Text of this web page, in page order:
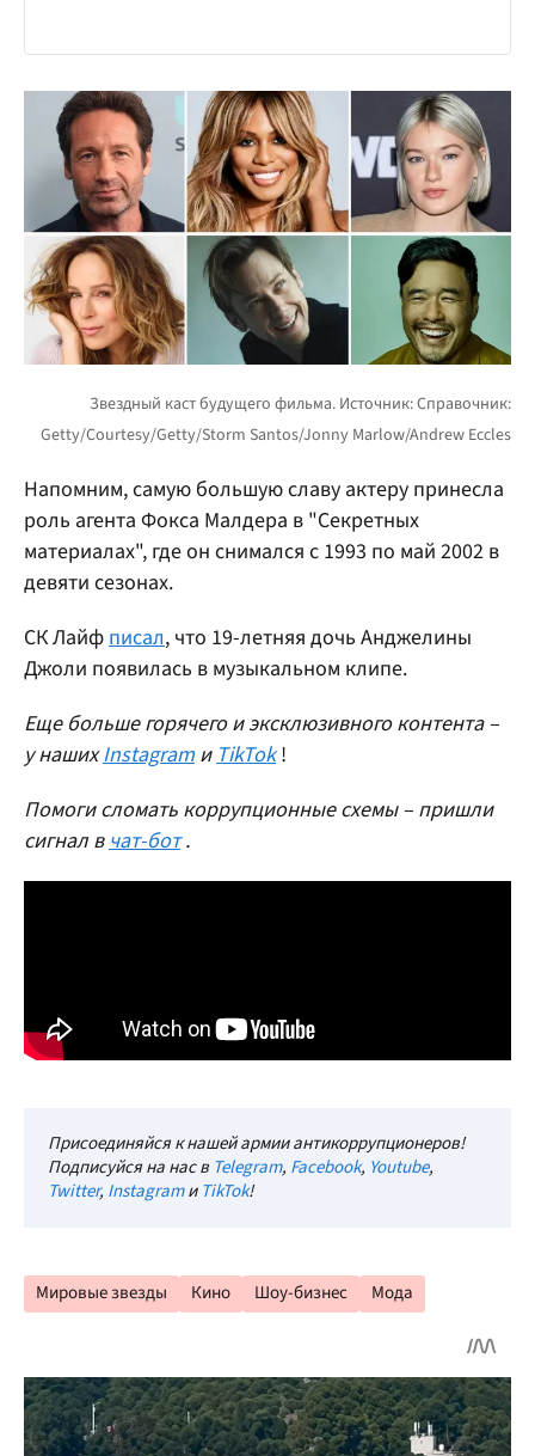
Напомним, самую большую славу актеру принесла
роль агента Фокса Малдера в "Секретных
материалах", где он снимался с 1993 по май 2002 в
девяти сезонах.
СК Лайфписал, что 19-летняя дочь Анджелины
Джоли появилась в музыкальном клипе.
Еще больше горячего и эксклюзивного контента –
у нашихInstagram иTikTok!
Помоги сломать коррупционные схемы – пришли
сигнал вчат-бот .
Присоединяйся к нашей армии антикоррупционеров!
Подписуйся на нас в Telegram, Facebook, Youtube,
Twitter, InstagramиTikTok!
Мировые звезды Кино Шоу-бизнес Мода